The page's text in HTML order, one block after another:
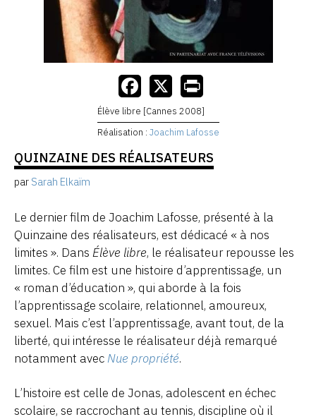
Élève libre [Cannes 2008]
Réalisation : Joachim Lafosse
QUINZAINE DES RÉALISATEURS
par Sarah Elkaïm
Le dernier film de Joachim Lafosse, présenté à la
Quinzaine des réalisateurs, est dédicacé « à nos
limites ». Dans Élève libre, le réalisateur repousse les
limites. Ce film est une histoire d’apprentissage, un
« roman d’éducation », qui aborde à la fois
l’apprentissage scolaire, relationnel, amoureux,
sexuel. Mais c’est l’apprentissage, avant tout, de la
liberté, qui intéresse le réalisateur déjà remarqué
notamment avecNue propriété.
L’histoire est celle de Jonas, adolescent en échec
scolaire, se raccrochant au tennis, discipline où il